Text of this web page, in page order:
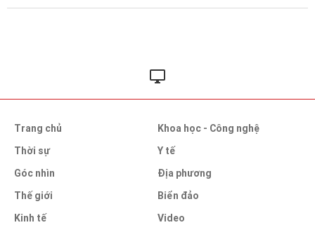
Trang chủ
Thời sự
Góc nhìn
Thế giới
Kinh tế
Khoa học - Công nghệ
Y tế
Địa phương
Biển đảo
Video